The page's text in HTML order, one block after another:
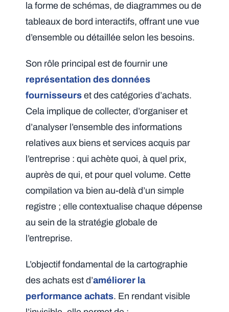
la forme de schémas, de diagrammes ou de
tableaux de bord interactifs, offrant une vue
d’ensemble ou détaillée selon les besoins.
Son rôle principal est de fournir une
représentation des données
fournisseurs et des catégories d’achats.
Cela implique de collecter, d’organiser et
d’analyser l’ensemble des informations
relatives aux biens et services acquis par
l’entreprise : qui achète quoi, à quel prix,
auprès de qui, et pour quel volume. Cette
compilation va bien au-delà d’un simple
registre ; elle contextualise chaque dépense
au sein de la stratégie globale de
l’entreprise.
L’objectif fondamental de la cartographie
des achats est d’améliorer la
performance achats. En rendant visible